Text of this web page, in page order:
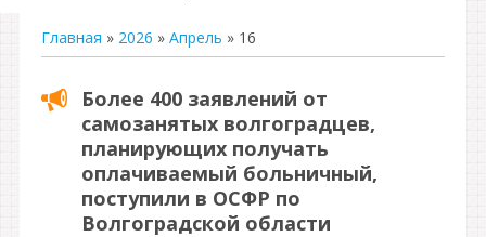
Главная » 2026 » Апрель » 16
Более 400 заявлений от
самозанятых волгоградцев,
планирующих получать
оплачиваемый больничный,
поступили в ОСФР по
Волгоградской области